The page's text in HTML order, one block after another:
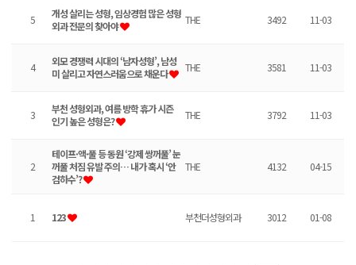
5
개성 살리는 성형, 임상경험 많은 성형
외과 전문의 찾아야
THE 3492 11-03
4
외모 경쟁력 시대의 ‘남자성형’, 남성
미 살리고 자연스러움으로 채운다
THE 3581 11-03
3
부천 성형외과, 여름 방학 휴가 시즌
인기 높은 성형은?
THE 3792 11-03
2
테이프·액·풀 등 동원 ‘강제 쌍꺼풀’ 눈
꺼풀 처짐 유발 주의… 내가 혹시 ‘안
검하수’?
THE 4132 04-15
1 123 부천더성형외과 3012 01-08